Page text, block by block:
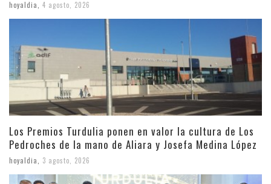
hoyaldia 4 agosto, 2026
Los Premios Turdulia ponen en valor la cultura de Los
Pedroches de la mano de Aliara y Josefa Medina López
hoyaldia 3 agosto, 2026